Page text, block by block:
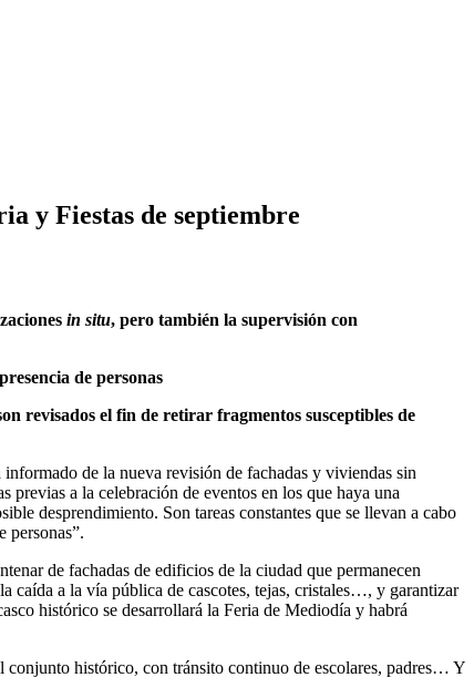
y Fiestas de septiembre
in situ, pero también la supervisión con
de personas
revisados el fin de retirar fragmentos susceptibles de
de la nueva revisión de fachadas y viviendas sin
previas a la celebración de eventos en los que haya una
desprendimiento. Son tareas constantes que se llevan a cabo
personas”.
de fachadas de edificios de la ciudad que permanecen
caída a la vía pública de cascotes, tejas, cristales…, y garantizar
histórico se desarrollará la Feria de Mediodía y habrá
conjunto histórico, con tránsito continuo de escolares, padres… Y